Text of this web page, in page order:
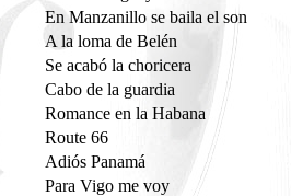
En Manzanillo se baila el son
A la loma de Belén
Se acabó la choricera
Cabo de la guardia
Romance en la Habana
Route 66
Adiós Panamá
Para Vigo me voy